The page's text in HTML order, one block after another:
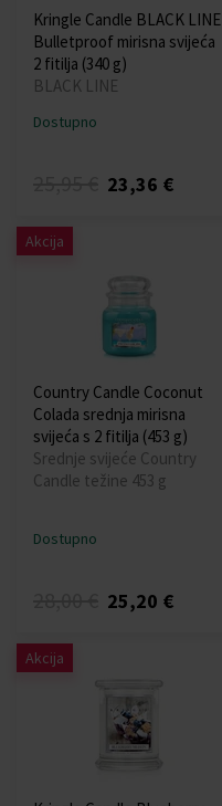
Kringle Candle BLACK LINE
Bulletproof mirisna svijeća
2 fitilja (340 g)
BLACK LINE
Dostupno
23,36 €
Akcija
Country Candle Coconut
Colada srednja mirisna
svijeća s 2 fitilja (453 g)
Srednje svijeće Country
Candle težine 453 g
Dostupno
25,20 €
Akcija